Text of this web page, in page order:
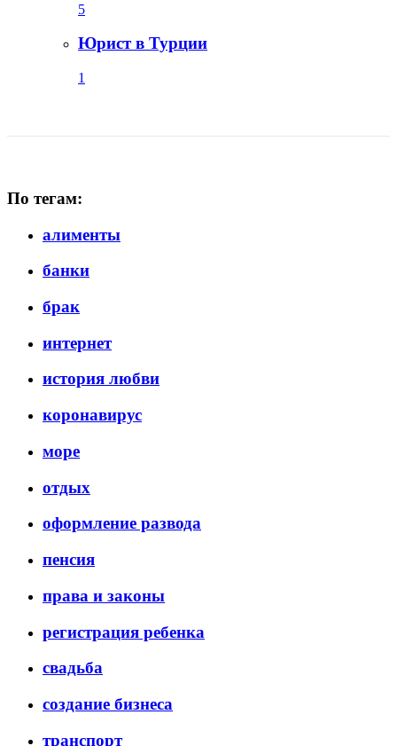
5
Юрист в Турции
1
По тегам:
алименты
банки
брак
интернет
история любви
коронавирус
море
отдых
оформление развода
пенсия
права и законы
регистрация ребенка
свадьба
создание бизнеса
транспорт